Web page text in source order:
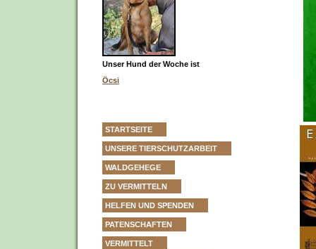
Unser Hund der Woche ist
Öcsi
STARTSEITE
UNSERE TIERSCHUTZARBEIT
WALDGEHEGE
ZU VERMITTELN
HELFEN UND SPENDEN
PATENSCHAFTEN
VERMITTELT